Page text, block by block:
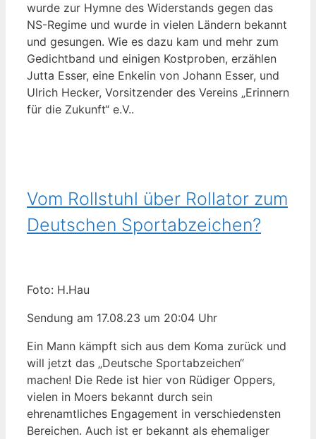
wurde zur Hymne des Widerstands gegen das
NS-Regime und wurde in vielen Ländern bekannt
und gesungen. Wie es dazu kam und mehr zum
Gedichtband und einigen Kostproben, erzählen
Jutta Esser, eine Enkelin von Johann Esser, und
Ulrich Hecker, Vorsitzender des Vereins „Erinnern
für die Zukunft“ e.V..
Vom Rollstuhl über Rollator zum
Deutschen Sportabzeichen?
Foto: H.Hau
Sendung am 17.08.23 um 20:04 Uhr
Ein Mann kämpft sich aus dem Koma zurück und
will jetzt das „Deutsche Sportabzeichen“
machen! Die Rede ist hier von Rüdiger Oppers,
vielen in Moers bekannt durch sein
ehrenamtliches Engagement in verschiedensten
Bereichen. Auch ist er bekannt als ehemaliger